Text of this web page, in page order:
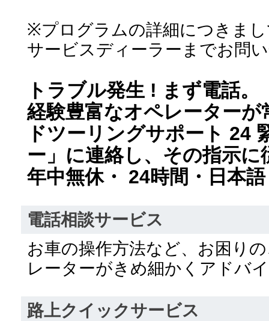
※プログラムの詳細につきま
サービスディーラーまでお問
トラブル発生 ! まず電話。
経験豊富なオペレーターが
ドツーリングサポート 24
ー」に連絡し、その指示
年中無休・ 24時間・日本
電話相談サービス
お車の操作方法など、お困り
レーターがきめ細かくアドバ
路上クイックサービス